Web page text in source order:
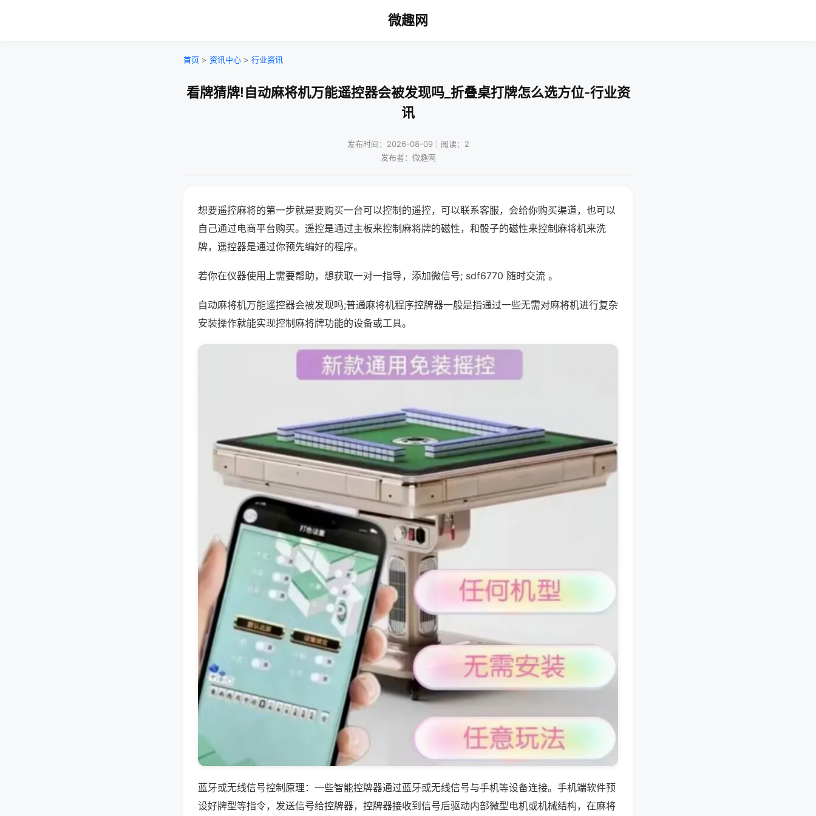
微趣网
首页 > 资讯中心 > 行业资讯
看牌猜牌!自动麻将机万能遥控器会被发现吗_折叠桌打牌怎么选方位-行业资
讯
发布时间：2026-08-09｜阅读：2
发布者：微趣网
想要遥控麻将的第一步就是要购买一台可以控制的遥控，可以联系客服，会给你购买渠道，也可以
自己通过电商平台购买。遥控是通过主板来控制麻将牌的磁性，和骰子的磁性来控制麻将机来洗
牌，遥控器是通过你预先编好的程序。
若你在仪器使用上需要帮助，想获取一对一指导，添加微信号; sdf6770 随时交流 。
自动麻将机万能遥控器会被发现吗;普通麻将机程序控牌器一般是指通过一些无需对麻将机进行复杂
安装操作就能实现控制麻将牌功能的设备或工具。
蓝牙或无线信号控制原理：一些智能控牌器通过蓝牙或无线信号与手机等设备连接。手机端软件预
设好牌型等指令，发送信号给控牌器，控牌器接收到信号后驱动内部微型电机或机械结构，在麻将